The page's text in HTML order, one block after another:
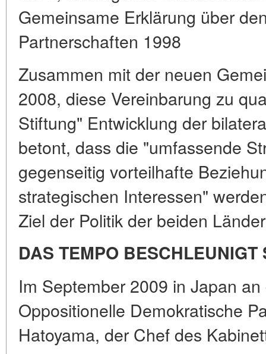
Gemeinsame Erklärung über
Partnerschaften 1998
Zusammen mit der neuen
2008, diese Vereinbarung zu
Stiftung" Entwicklung der
betont, dass die "umfassende
gegenseitig vorteilhafte
strategischen Interessen"
Ziel der Politik der beiden
DAS TEMPO BESCHLEUNIGT
Im September 2009 in Japan
Oppositionelle Demokratische
Hatoyama, der Chef des